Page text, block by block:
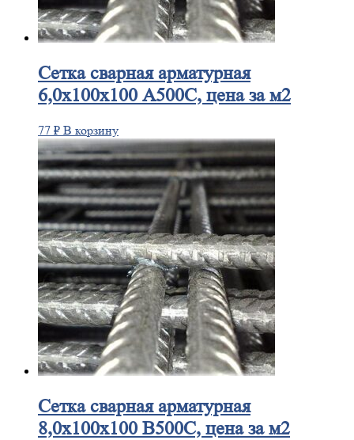
Сеткасварная арматурная
6,0х100х100 А500С, цена за м2
77 ₽ В корзину
Сеткасварная арматурная
8,0х100х100 В500С, цена за м2